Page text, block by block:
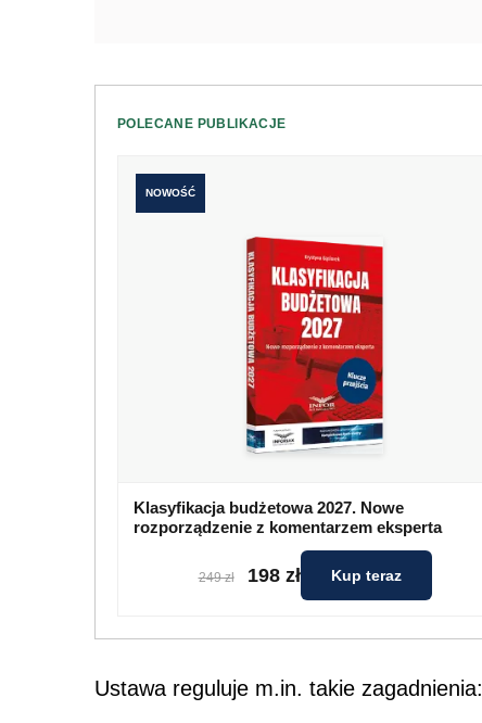
POLECANE PUBLIKACJE
NOWOŚĆ
Klasyfikacja budżetowa 2027. Nowe
rozporządzenie z komentarzem eksperta
249 zł 198 zł Kup teraz
Ustawa reguluje m.in. takie zagadnienia: